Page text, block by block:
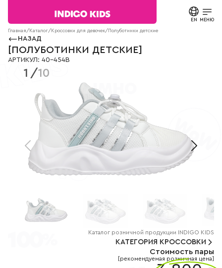
EN МЕНЮ
КАТАЛОГ
О БРЕНДЕ
НОВОСТИ
СТАТЬИ
ПАРТНЕРАМ
МАГАЗИНЫ
КОНТАКТЫ
+7
сообщения
Согласие на
обработку
персональных
данных.
Политика
конфиденциальности
поля
обязательны
заполнению
СВЯЗАТЬСЯ С НАМИ
40-454B
Главная / Каталог/ Кроссовки для девочек/ Полуботинки детские
НАЗАД
ПОЛУБОТИНКИ ДЕТСКИЕ
АРТИКУЛ : 40-454B
1 /10
Каталог розничной продукции INDIGO KIDS
КАТЕГОРИЯ КРОССОВКИ
Стоимость пары
[рекомендуемая розничная цена]